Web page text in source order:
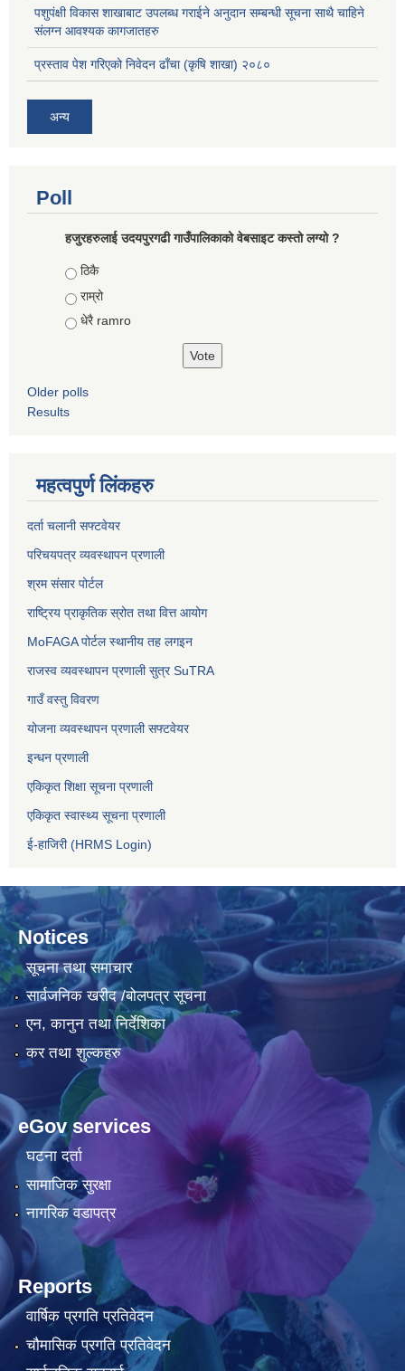
पशुपंक्षी विकास शाखाबाट उपलब्ध गराईने अनुदान सम्बन्धी सूचना साथै चाहिने
संलग्न आवश्यक कागजातहरु
प्रस्ताव पेश गरिएको निवेदन ढाँचा (कृषि शाखा) २०८०
अन्य
Poll
हजुरहरुलाई उदयपुरगढी गाउँपालिकाको वेबसाइट कस्तो लग्यो ?
Choices
ठिकै
राम्रो
धेरै ramro
Older polls
Results
महत्वपुर्ण लिंकहरु
दर्ता चलानी सफ्टवेयर
परिचयपत्र व्यवस्थापन प्रणाली
श्रम संसार पोर्टल
राष्ट्रिय प्राकृतिक स्रोत तथा वित्त आयोग
MoFAGA पोर्टल स्थानीय तह लगइन
राजस्व व्यवस्थापन प्रणाली सुत्र SuTRA
गाउँ वस्तु विवरण
योजना व्यवस्थापन प्रणाली सफ्टवेयर
इन्धन प्रणाली
एकिकृत शिक्षा सूचना प्रणाली
एकिकृत स्वास्थ्य सूचना प्रणाली
ई-हाजिरी (HRMS Login)
Notices
सूचना तथा समाचार
सार्वजनिक खरीद /बोलपत्र सूचना
एन, कानुन तथा निर्देशिका
कर तथा शुल्कहरु
eGov services
घटना दर्ता
सामाजिक सुरक्षा
नागरिक वडापत्र
Reports
वार्षिक प्रगति प्रतिवेदन
चौमासिक प्रगति प्रतिवेदन